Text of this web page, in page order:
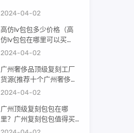
2024-04-02
高仿lv包包多少价格（高
仿lv包包在哪里可以买
到）
2024-04-02
广州奢侈品顶级复刻工厂
货源(推荐十个广州奢侈品
购买渠道)
2024-04-02
广州顶级复刻包包在哪
里？广州复刻包包值得买
吗？